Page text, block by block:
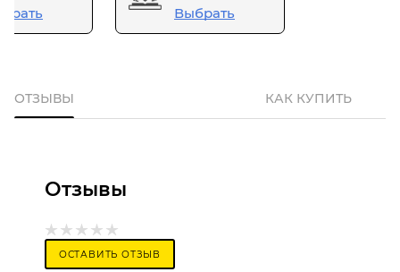
Выбрать
ОТЗЫВЫ КАК КУПИТЬ
Отзывы
ОСТАВИТЬ ОТЗЫВ